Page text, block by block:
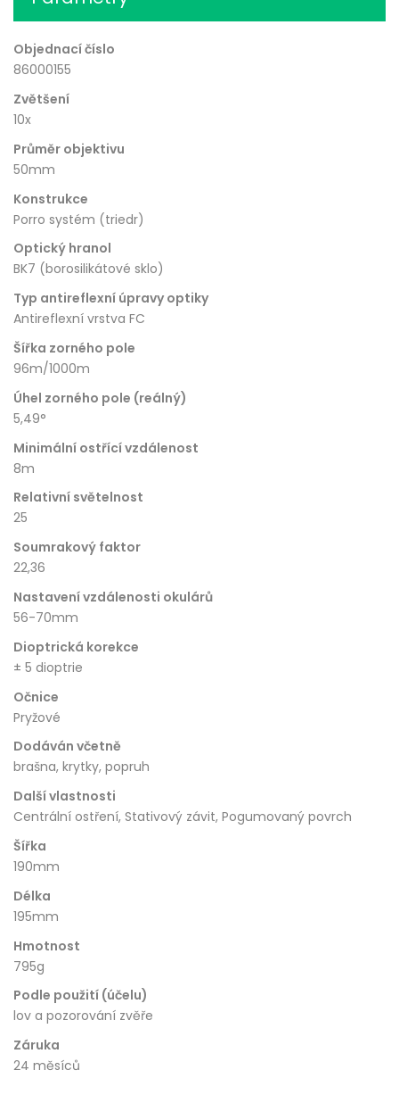
Objednací číslo
86000155
Zvětšení
10x
Průměr objektivu
50mm
Konstrukce
Porro systém (triedr)
Optický hranol
BK7 (borosilikátové sklo)
Typ antireflexní úpravy optiky
Antireflexní vrstva FC
Šířka zorného pole
96m/1000m
Úhel zorného pole (reálný)
5,49°
Minimální ostřící vzdálenost
8m
Relativní světelnost
25
Soumrakový faktor
22,36
Nastavení vzdálenosti okulárů
56-70mm
Dioptrická korekce
± 5 dioptrie
Očnice
Pryžové
Dodáván včetně
brašna, krytky, popruh
Další vlastnosti
Centrální ostření, Stativový závit, Pogumovaný povrch
Šířka
190mm
Délka
195mm
Hmotnost
795g
Podle použití (účelu)
lov a pozorování zvěře
Záruka
24 měsíců